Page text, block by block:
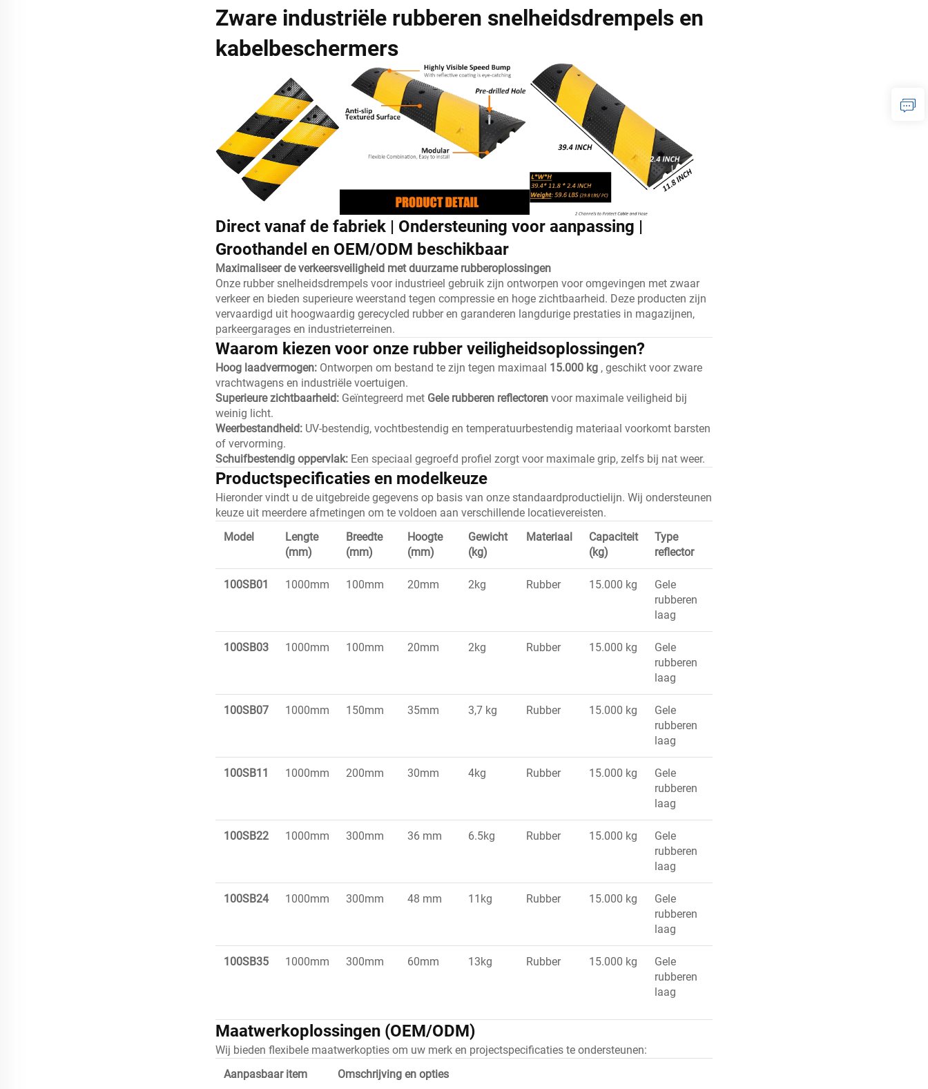
Zware industriële rubberen snelheidsdrempels en
kabelbeschermers
Direct vanaf de fabriek | Ondersteuning voor aanpassing |
Groothandel en OEM/ODM beschikbaar
Maximaliseer de verkeersveiligheid met duurzame rubberoplossingen
Onze rubber snelheidsdrempels voor industrieel gebruik zijn ontworpen voor omgevingen met zwaar
verkeer en bieden superieure weerstand tegen compressie en hoge zichtbaarheid. Deze producten zijn
vervaardigd uit hoogwaardig gerecycled rubber en garanderen langdurige prestaties in magazijnen,
parkeergarages en industrieterreinen.
Waarom kiezen voor onze rubber veiligheidsoplossingen?
Hoog laadvermogen: Ontworpen om bestand te zijn tegen maximaal 15.000 kg , geschikt voor zware
vrachtwagens en industriële voertuigen.
Superieure zichtbaarheid: Geïntegreerd met Gele rubberen reflectoren voor maximale veiligheid bij
weinig licht.
Weerbestandheid: UV-bestendig, vochtbestendig en temperatuurbestendig materiaal voorkomt barsten
of vervorming.
Schuifbestendig oppervlak: Een speciaal gegroefd profiel zorgt voor maximale grip, zelfs bij nat weer.
Productspecificaties en modelkeuze
Hieronder vindt u de uitgebreide gegevens op basis van onze standaardproductielijn. Wij ondersteunen
keuze uit meerdere afmetingen om te voldoen aan verschillende locatievereisten.
Model
Lengte
(mm)
Breedte
(mm)
Hoogte
(mm)
Gewicht
(kg)
Materiaal
Capaciteit
(kg)
Type
reflector
100SB01 1000mm 100mm 20mm 2kg Rubber 15.000 kg
Gele
rubberen
laag
100SB03 1000mm 100mm 20mm 2kg Rubber 15.000 kg
Gele
rubberen
laag
100SB07 1000mm 150mm 35mm 3,7 kg Rubber 15.000 kg
Gele
rubberen
laag
100SB11 1000mm 200mm 30mm 4kg Rubber 15.000 kg
Gele
rubberen
laag
100SB22 1000mm 300mm 36 mm 6.5kg Rubber 15.000 kg
Gele
rubberen
laag
100SB24 1000mm 300mm 48 mm 11kg Rubber 15.000 kg
Gele
rubberen
laag
100SB35 1000mm 300mm 60mm 13kg Rubber 15.000 kg
Gele
rubberen
laag
Maatwerkoplossingen (OEM/ODM)
Wij bieden flexibele maatwerkopties om uw merk en projectspecificaties te ondersteunen:
Aanpasbaar item
Omschrijving en opties